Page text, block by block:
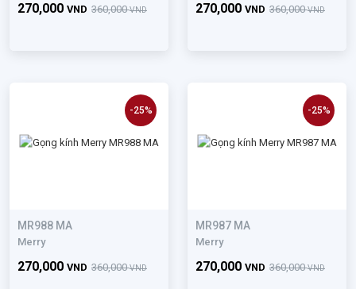
360,000VND
270,000 VND 360,000VND
270,000 VND
MR988 MA
Merry
360,000VND
270,000 VND
-25%
MR987 MA
Merry
360,000VND
270,000 VND
-25%